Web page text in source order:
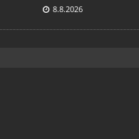
8.8.2026